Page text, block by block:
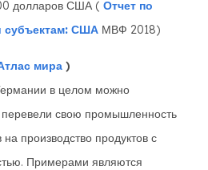
долларов США ( Отчет по
субъектам: США МВФ 2018)
мира )
в целом можно
перевели свою промышленность
производство продуктов с
Примерами являются